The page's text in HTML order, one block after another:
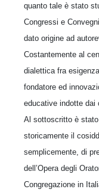
quanto tale è stato
Congressi e
dato origine ad
Costantemente al
dialettica fra
fondatore ed
educative indotte dai
Al sottoscritto è
storicamente il
semplicemente, di
dell’Opera degli
Congregazione in